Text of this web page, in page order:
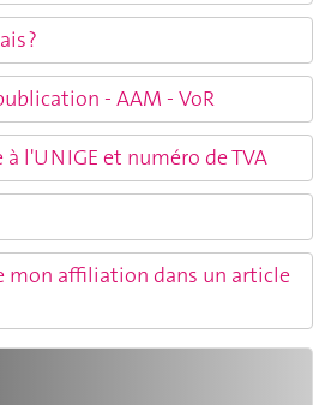
?
- AAM - VoR
l'UNIGE et numéro de TVA
mon affiliation dans un article